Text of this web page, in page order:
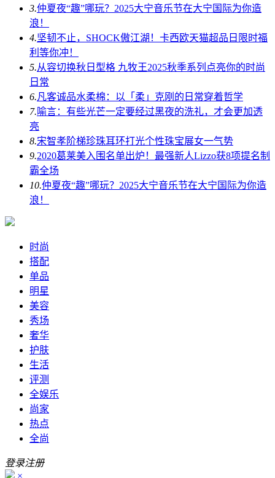
3.仲夏夜“趣”哪玩？2025大宁音乐节在大宁国际为你造
浪！
4.坚韧不止，SHOCK傲江湖！卡西欧天猫超品日限时福
利等你冲！
5.从容切换秋日型格 九牧王2025秋季系列点亮你的时尚
日常
6.凡客诚品水柔棉：以「柔」克刚的日常穿着哲学
7.喻言：有些光芒一定要经过黑夜的洗礼，才会更加透
亮
8.宋智孝阶梯珍珠耳环打光个性珠宝展女一气势
9.2020葛莱美入围名单出炉！最强新人Lizzo获8项提名制
霸全场
10.仲夏夜“趣”哪玩？2025大宁音乐节在大宁国际为你造
浪！
时尚
搭配
单品
明星
美容
秀场
奢华
护肤
生活
评测
全娱乐
尚家
热点
全尚
登录注册
×